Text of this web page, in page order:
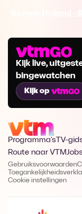
Kijk live,
bingewatchen
Kijk op
Programma's TV-
Route naar VTM
Gebruiksvoorwaarden
Cookie instellingen